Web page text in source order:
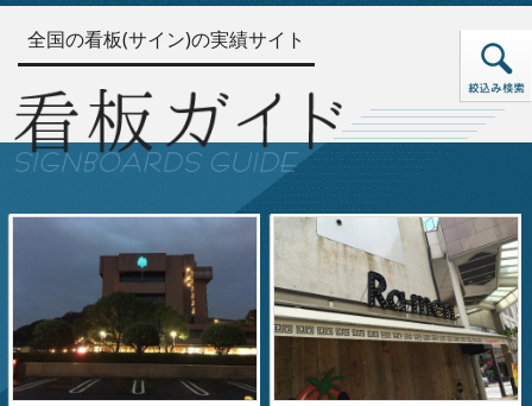
全国の看板(サイン)の実績サイト